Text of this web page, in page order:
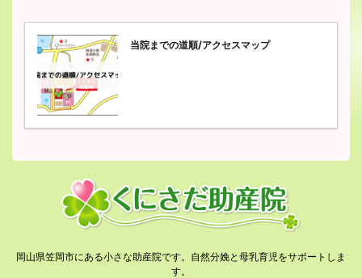
当院までの道順/アクセスマップ
岡山県笠岡市にある小さな助産院です。自然分娩と母乳育児をサポートしま
す。